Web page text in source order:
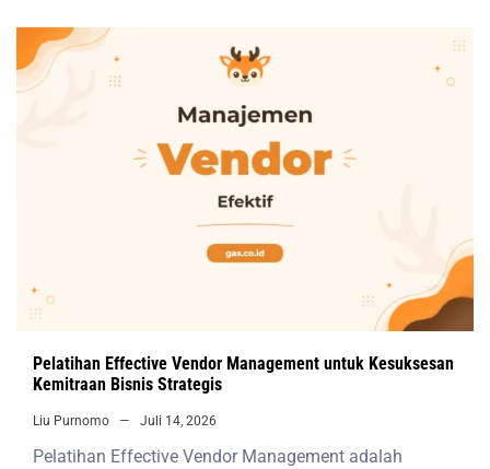
Pelatihan Effective Vendor Management untuk Kesuksesan
Kemitraan Bisnis Strategis
Liu Purnomo Juli 14, 2026
Pelatihan Effective Vendor Management adalah